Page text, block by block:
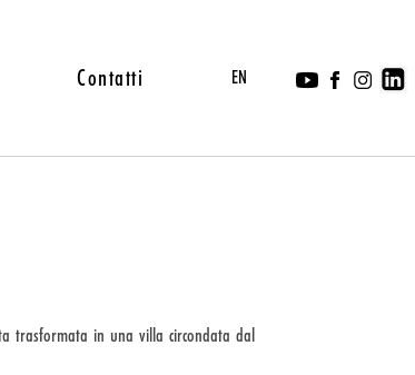
Contatti EN
trasformata in una villa circondata dal